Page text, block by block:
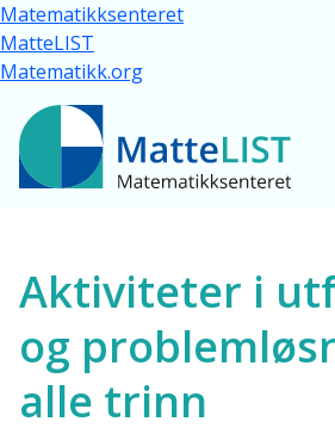
Hopp til hovedinnhold
Matematikksenteret
MatteLIST
Matematikk.org
Ressurser
Aktiviteter i
og
alle trinn